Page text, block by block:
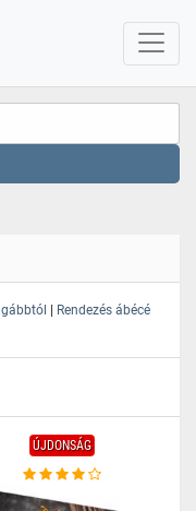
| Rendezés ábécé
ÚJDONSÁG